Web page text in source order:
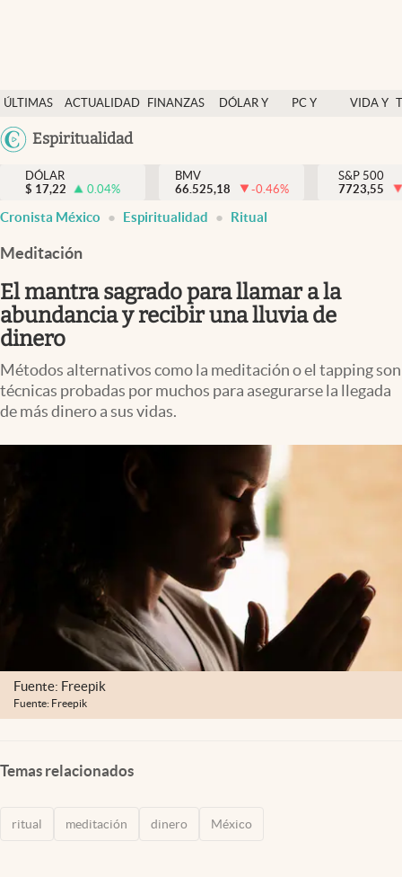
ÚLTIMAS
NOTICIAS
ACTUALIDAD
FINANZAS
DÓLAR Y
PC Y
VIDA Y
México
Espiritualidad
Actualidad
Finanzas y economía
Dólar y mercados
Pc y celular
Vida y estilo
Tv
Clima
Espiritualidad
DÓLAR
$ 17,22 0.04%
BMV
66.525,18
-0.46%
S&P 500
7723,55
Cronista México Espiritualidad Ritual
Meditación
El mantra sagrado para llamar a la
abundancia y recibir una lluvia de
dinero
Métodos alternativos como la meditación o el tapping son
técnicas probadas por muchos para asegurarse la llegada
de más dinero a sus vidas.
Fuente: Freepik
Fuente: Freepik
Temas relacionados
ritual meditación dinero México